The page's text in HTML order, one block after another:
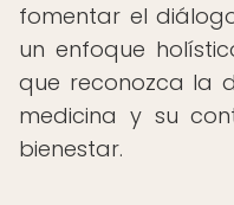
fomentar el
un enfoque
que reconozca la
medicina y su
bienestar.